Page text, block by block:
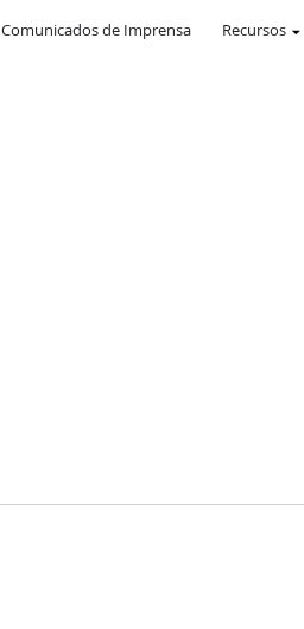
Comunicados de Imprensa Recursos